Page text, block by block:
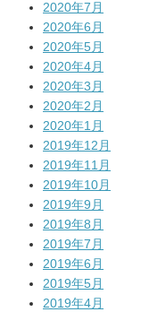
2020年7月
2020年6月
2020年5月
2020年4月
2020年3月
2020年2月
2020年1月
2019年12月
2019年11月
2019年10月
2019年9月
2019年8月
2019年7月
2019年6月
2019年5月
2019年4月